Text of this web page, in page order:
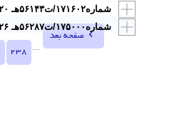
...
238
صفحه بعد